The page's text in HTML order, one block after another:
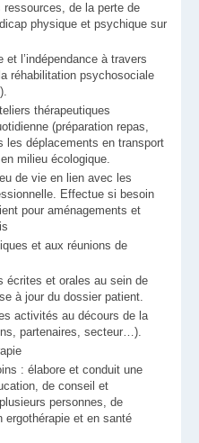
de la perte de
physique et psychique sur
et l’indépendance à travers
réhabilitation psychosociale
thérapeutiques
(préparation repas,
les déplacements en transport
milieu écologique.
de vie en lien avec les
Effectue si besoin
pour aménagements et
et aux réunions de
écrites et orales au sein de
à jour du dossier patient.
activités au décours de la
partenaires, secteur…).
: élabore et conduit une
de conseil et
personnes, de
ergothérapie et en santé